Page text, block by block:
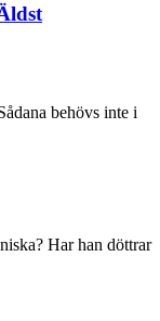
behövs inte i
Har han döttrar